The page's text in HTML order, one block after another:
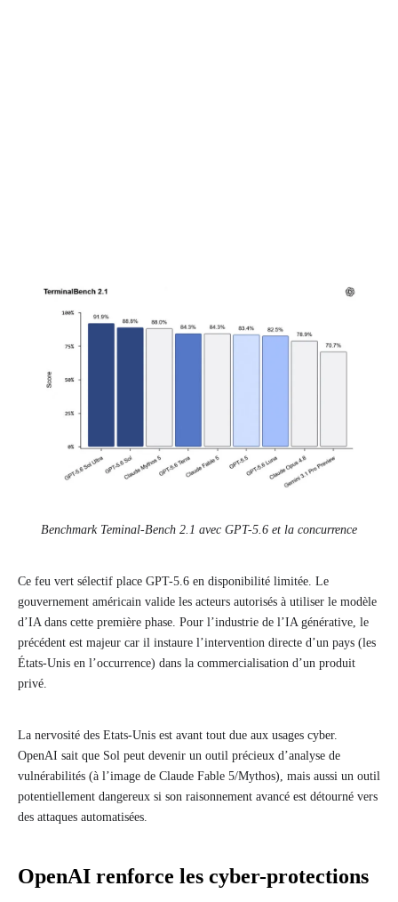
Benchmark Teminal-Bench 2.1 avec GPT-5.6 et la concurrence
Ce feu vert sélectif place GPT-5.6 en disponibilité limitée. Le
gouvernement américain valide les acteurs autorisés à utiliser le modèle
d’IA dans cette première phase. Pour l’industrie de l’IA générative, le
précédent est majeur car il instaure l’intervention directe d’un pays (les
États-Unis en l’occurrence) dans la commercialisation d’un produit
privé.
La nervosité des Etats-Unis est avant tout due aux usages cyber.
OpenAI sait que Sol peut devenir un outil précieux d’analyse de
vulnérabilités (à l’image de Claude Fable 5/Mythos), mais aussi un outil
potentiellement dangereux si son raisonnement avancé est détourné vers
des attaques automatisées.
OpenAI renforce les cyber-protections